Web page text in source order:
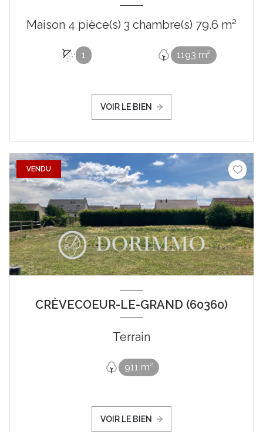
Maison 4 pièce(s) 3 chambre(s) 79.6 m²
1 1193 m²
VOIR LE BIEN
VENDU
CRÈVECOEUR-LE-GRAND (60360)
Terrain
911 m²
VOIR LE BIEN